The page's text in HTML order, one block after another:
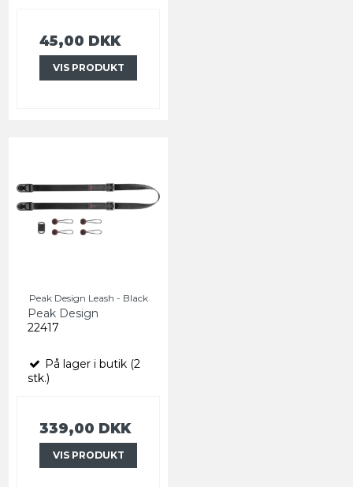
45,00 DKK
VIS PRODUKT
Peak Design Leash - Black
Peak Design
22417
På lager i butik (2
stk.)
339,00 DKK
VIS PRODUKT